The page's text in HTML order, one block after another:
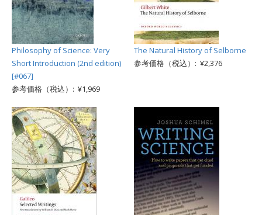
Philosophy of Science: Very
Short Introduction (2nd edition)
[#067]
参考価格（税込）: ¥1,969
The Natural History of Selborne
参考価格（税込）: ¥2,376